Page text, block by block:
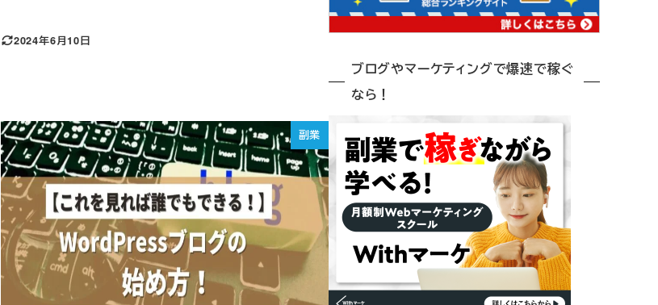
2024年6月10日
副業
ブログやマーケティングで爆速で稼ぐ
なら！